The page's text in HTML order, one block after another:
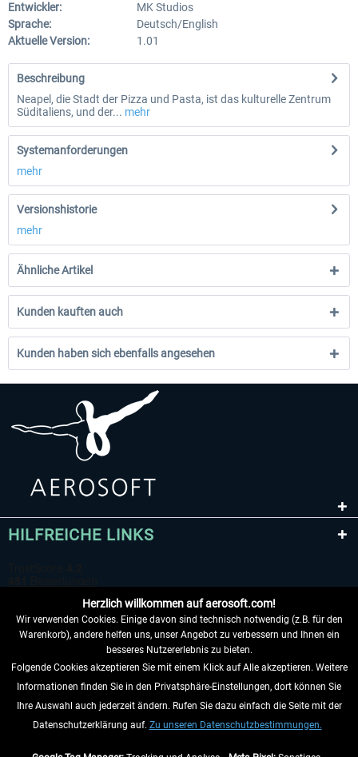
Entwickler:
MK Studios
Sprache:
Deutsch/English
Aktuelle Version:
1.01
Beschreibung
Neapel, die Stadt der Pizza und Pasta, ist das kulturelle Zentrum
Süditaliens, und der... mehr
Systemanforderungen
mehr
Versionshistorie
mehr
Ähnliche Artikel
Kunden kauften auch
Kunden haben sich ebenfalls angesehen
HILFREICHE LINKS
VERTRAG WIDERRUFEN
INFORMATIONEN
Herzlich willkommen auf aerosoft.com!
Wir verwenden Cookies. Einige davon sind technisch notwendig (z.B. für den
Warenkorb), andere helfen uns, unser Angebot zu verbessern und Ihnen ein
besseres Nutzererlebnis zu bieten.
Folgende Cookies akzeptieren Sie mit einem Klick auf Alle akzeptieren. Weitere
Informationen finden Sie in den Privatsphäre-Einstellungen, dort können Sie
Ihre Auswahl auch jederzeit ändern. Rufen Sie dazu einfach die Seite mit der
Datenschutzerklärung auf. Zu unseren Datenschutzbestimmungen.